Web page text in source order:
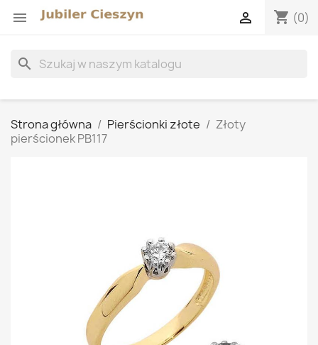
 shopping_cart (0)

search
Strona główna Pierścionki złote
Złoty
pierścionek PB117